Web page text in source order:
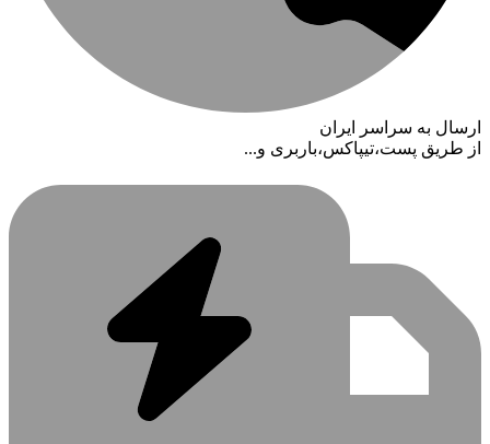
ارسال به سراسر ایران
از طریق پست،تیپاکس،باربری و...